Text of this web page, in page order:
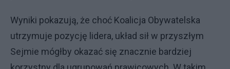
Wyniki pokazują, że choć Koalicja Obywatelska
utrzymuje pozycję lidera, układ sił w przyszłym
Sejmie mógłby okazać się znacznie bardziej